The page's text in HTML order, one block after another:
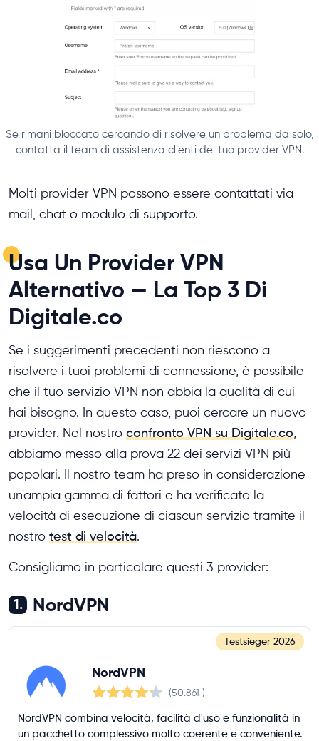
Se rimani bloccato cercando di risolvere un problema da solo,
contatta il team di assistenza clienti del tuo provider VPN.
Molti provider VPN possono essere contattati via
mail, chat o modulo di supporto.
Usa Un Provider VPN
Alternativo — La Top 3 Di
Digitale.co
Se i suggerimenti precedenti non riescono a
risolvere i tuoi problemi di connessione, è possibile
che il tuo servizio VPN non abbia la qualità di cui
hai bisogno. In questo caso, puoi cercare un nuovo
provider. Nel nostro confronto VPN su Digitale.co,
abbiamo messo alla prova 22 dei servizi VPN più
popolari. Il nostro team ha preso in considerazione
un'ampia gamma di fattori e ha verificato la
velocità di esecuzione di ciascun servizio tramite il
nostro test di velocità.
Consigliamo in particolare questi 3 provider:
1. NordVPN
Testsieger 2026
NordVPN
(50.861 )
NordVPN combina velocità, facilità d'uso e funzionalità in
un pacchetto complessivo molto coerente e conveniente.